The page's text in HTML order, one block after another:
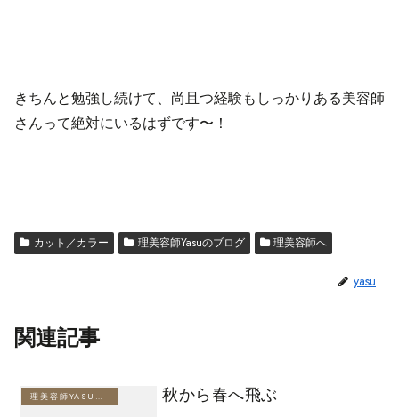
きちんと勉強し続けて、尚且つ経験もしっかりある美容師
さんって絶対にいるはずです〜！
カット／カラー 理美容師Yasuのブログ 理美容師へ
yasu
関連記事
理美容師YASUのブログ 秋から春へ飛ぶ